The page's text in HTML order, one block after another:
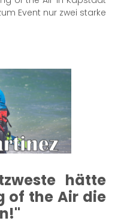
Event nur zwei starke
hätte
of the Air die